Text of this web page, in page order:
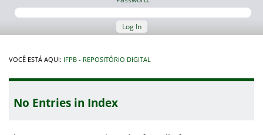
Log In
VOCÊ ESTÁ AQUI: IFPB - REPOSITÓRIO DIGITAL
No Entries in Index